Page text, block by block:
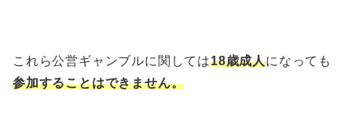
これら公営ギャンブルに関しては18歳成人になっても
参加することはできません。